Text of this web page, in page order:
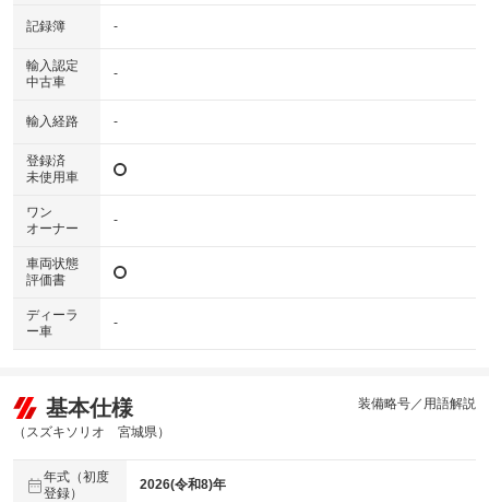
記録簿 -
輸入認定
中古車
-
輸入経路 -
登録済
未使用車
ワン
オーナー
-
車両状態
評価書
ディーラ
ー車
-
基本仕様
（スズキソリオ 宮城県）
装備略号／用語解説
年式（初度
登録）
2026(令和8)年